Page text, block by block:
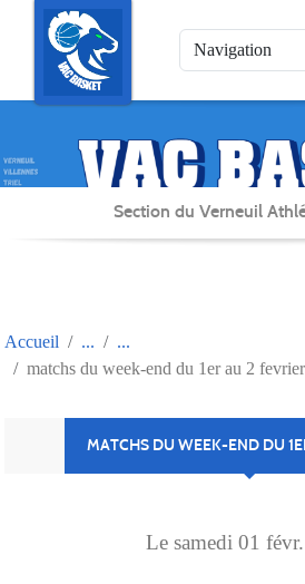
Section du Verneuil
Accueil
matchs du week-end du 1er au 2 fevrier
MATCHS DU WEEK-END DU
Le samedi 01 févr.
Panneau de gestion des cookies